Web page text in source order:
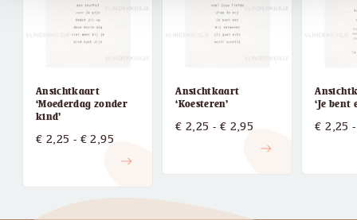
Ansichtkaart
‘Moederdag zonder
kind’
€ 2,25 - € 2,95
€ 2,25
east
Ansichtkaart
‘Koesteren’
€ 2,25 - € 2,95
€ 2,25
east
‘Je bent
€ 2,25 -